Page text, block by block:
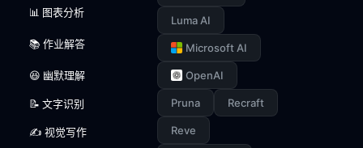
📊 图表分析
📚 作业解答
😆 幽默理解
📝 文字识别
✍️ 视觉写作
Luma AI
Microsoft AI
OpenAI
Pruna Recraft
Reve